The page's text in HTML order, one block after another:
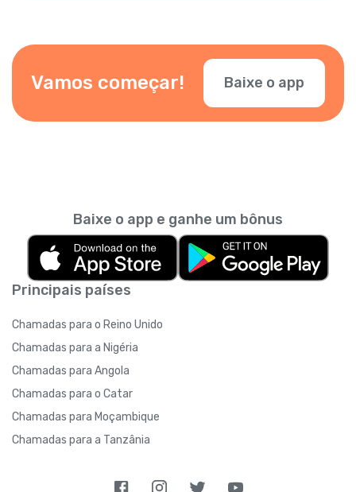
Vamos começar! Baixe o app
Principais países
Chamadas para o Reino Unido
Chamadas para a Nigéria
Chamadas para Angola
Chamadas para o Catar
Chamadas para Moçambique
Chamadas para a Tanzânia
Baixe o app e ganhe um bônus